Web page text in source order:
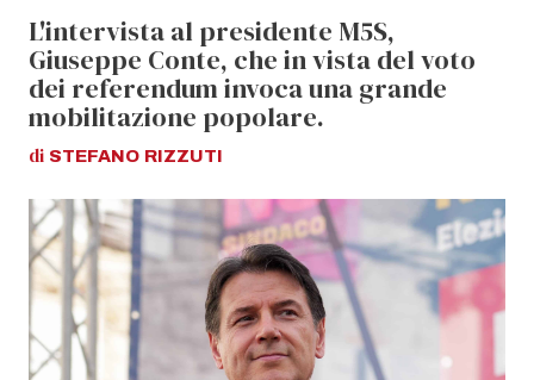
L'intervista al presidente M5S,
Giuseppe Conte, che in vista del voto
dei referendum invoca una grande
mobilitazione popolare.
di STEFANO RIZZUTI